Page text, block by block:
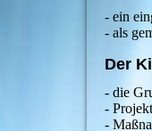
- ein
- als
Der
- die
-
-